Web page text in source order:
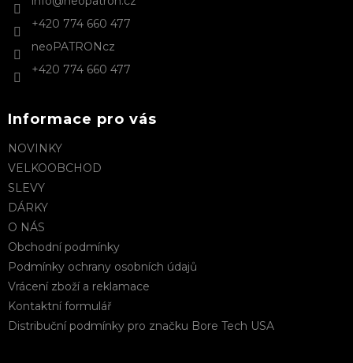
+420 774 660 477
neoPATRONcz
+420 774 660 477
Informace pro vás
NOVINKY
VELKOOBCHOD
SLEVY
DÁRKY
O NÁS
Obchodní podmínky
Podmínky ochrany osobních údajů
Vrácení zboží a reklamace
Kontaktní formulář
Distribuční podmínky pro značku Bore Tech USA